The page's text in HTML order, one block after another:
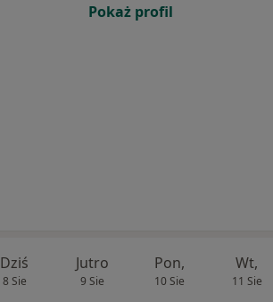
Pokaż profil
Dziś
8 Sie
Jutro
9 Sie
Pon,
10 Sie
Wt,
11 Sie